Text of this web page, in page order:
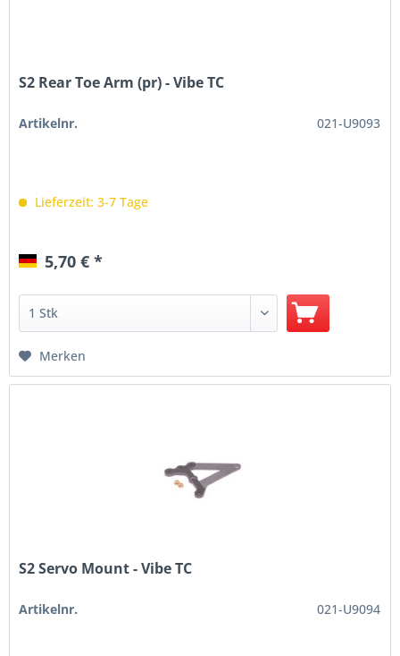
S2 Rear Toe Arm (pr) - Vibe TC
Artikelnr. 021-U9093
Lieferzeit: 3-7 Tage
5,70 € *
Merken
S2 Servo Mount - Vibe TC
Artikelnr. 021-U9094